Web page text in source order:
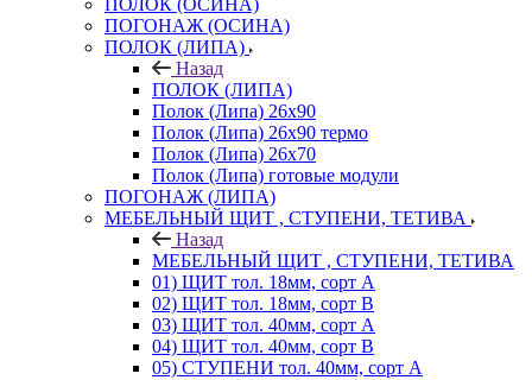
ПОЛОК (ОСИНА)
ПОГОНАЖ (ОСИНА)
ПОЛОК (ЛИПА)
Назад
ПОЛОК (ЛИПА)
Полок (Липа) 26х90
Полок (Липа) 26х90 термо
Полок (Липа) 26х70
Полок (Липа) готовые модули
ПОГОНАЖ (ЛИПА)
МЕБЕЛЬНЫЙ ЩИТ , СТУПЕНИ, ТЕТИВА
Назад
МЕБЕЛЬНЫЙ ЩИТ , СТУПЕНИ, ТЕТИВА
01) ЩИТ тол. 18мм, сорт А
02) ЩИТ тол. 18мм, сорт В
03) ЩИТ тол. 40мм, сорт А
04) ЩИТ тол. 40мм, сорт В
05) СТУПЕНИ тол. 40мм, сорт А